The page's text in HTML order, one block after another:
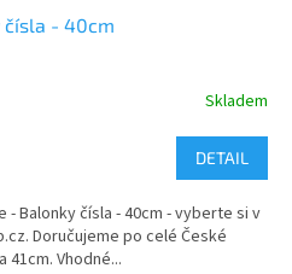
čísla - 40cm
Skladem
DETAIL
Balonky čísla - 40cm - vyberte si v
Doručujeme po celé České
Vhodné...